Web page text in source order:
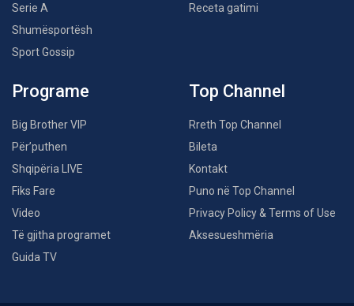
Serie A
Shumësportësh
Sport Gossip
Receta gatimi
Programe
Big Brother VIP
Për’puthen
Shqipëria LIVE
Fiks Fare
Video
Të gjitha programet
Guida TV
Top Channel
Rreth Top Channel
Bileta
Kontakt
Puno në Top Channel
Privacy Policy & Terms of Use
Aksesueshmëria